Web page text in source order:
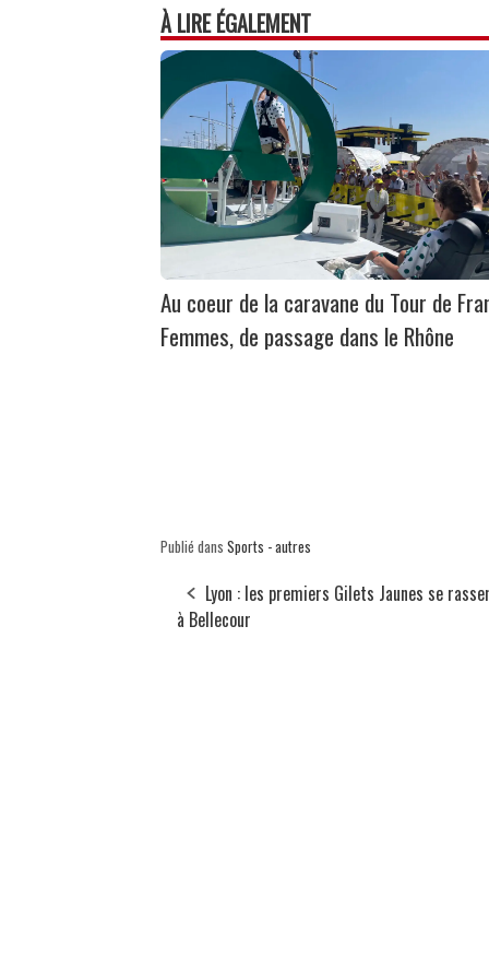
À LIRE ÉGALEMENT
Au coeur de la caravane du Tour de
Femmes, de passage dans le Rhône
Publié dans Sports - autres
Lyon : les premiers Gilets Jaunes se
à Bellecour